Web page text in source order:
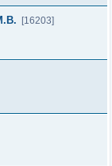
[16203]